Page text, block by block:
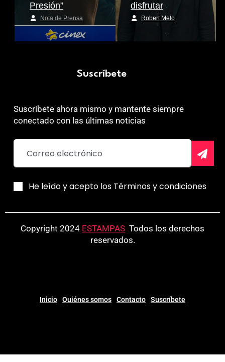
Presión”
Nota de Prensa
disfrutar
Robert Melo
Suscríbete
Suscríbete ahora mismo y mantente siempre
conectado con las últimas noticias
He leído y acepto los Términos y condiciones
Copyright 2024 ESTAMPAS Todos los derechos
reservados.
Inicio Quiénes somos Contacto Suscríbete